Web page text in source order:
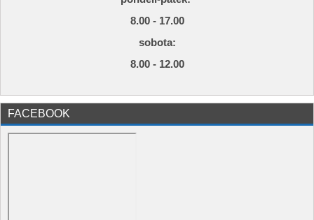
8.00 - 17.00
sobota:
8.00 - 12.00
FACEBOOK